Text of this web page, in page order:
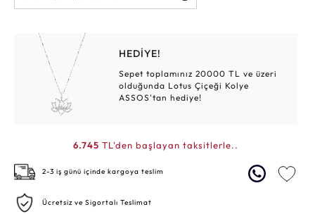
HEDİYE!
Sepet toplamınız 20000 TL ve üzeri
olduğunda Lotus Çiçeği Kolye
ASSOS'tan hediye!
6.745 TL'den başlayan taksitlerle..
2-3 iş günü içinde kargoya teslim
Ücretsiz ve Sigortalı Teslimat